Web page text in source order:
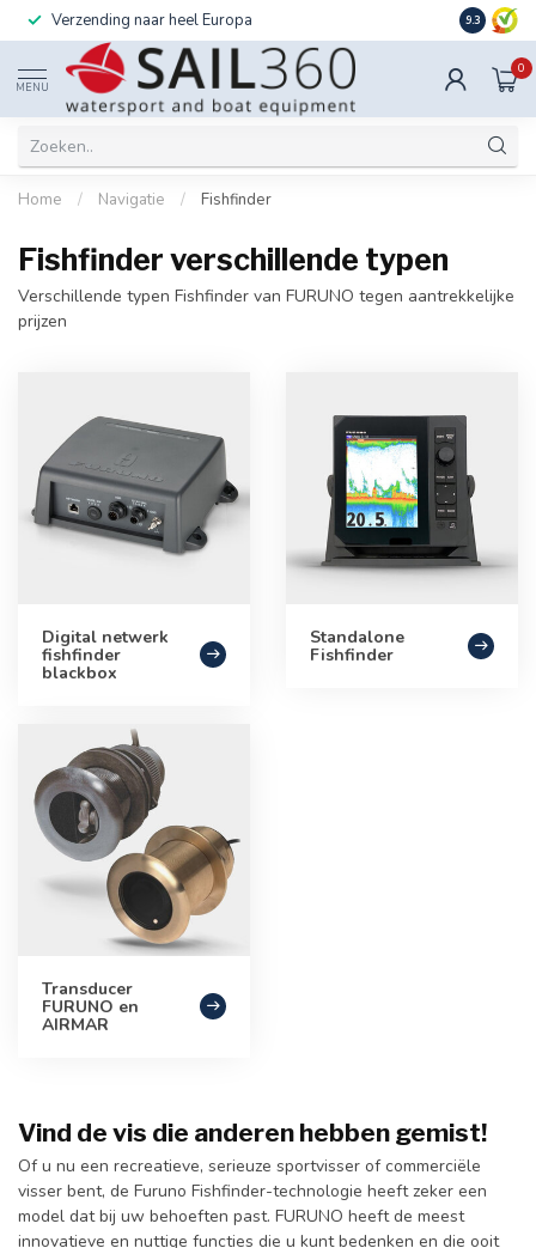
Verzending naar heel Europa Ook
9.3
MENU
0
Home / Navigatie / Fishfinder
Fishfinder verschillende typen
Verschillende typen Fishfinder van FURUNO tegen aantrekkelijke
prijzen
Digital netwerk
fishfinder
blackbox
Standalone
Fishfinder
Transducer
FURUNO en
AIRMAR
Vind de vis die anderen hebben gemist!
Of u nu een recreatieve, serieuze sportvisser of commerciële
visser bent, de Furuno Fishfinder-technologie heeft zeker een
model dat bij uw behoeften past. FURUNO heeft de meest
innovatieve en nuttige functies die u kunt bedenken en die ooit